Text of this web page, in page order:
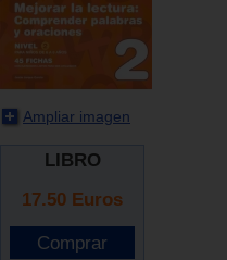
Ampliar imagen
LIBRO
17.50 Euros